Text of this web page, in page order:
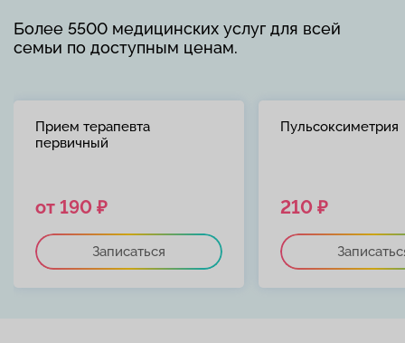
Более 5500 медицинских услуг для всей
семьи по доступным ценам.
Прием терапевта
первичный
от 190 ₽
Записаться
Пульсоксиметрия
210 ₽